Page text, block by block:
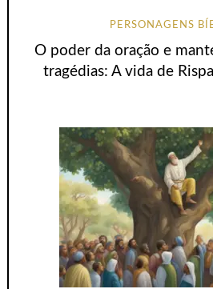
PERSONAGENS
O poder da oração e
tragédias: A vida de